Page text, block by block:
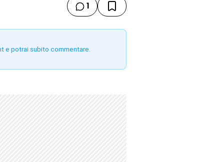
1
e potrai subito commentare.